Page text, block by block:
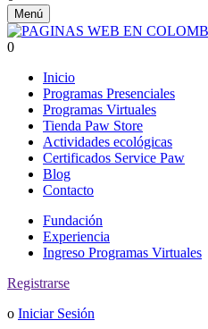
Menú
0
Inicio
Programas Presenciales
Programas Virtuales
Tienda Paw Store
Actividades ecológicas
Certificados Service Paw
Blog
Contacto
Fundación
Experiencia
Ingreso Programas Virtuales
Registrarse
o Iniciar Sesión